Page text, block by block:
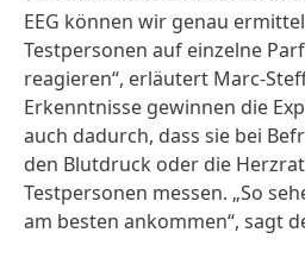
EEG können wir genau
Testpersonen auf einzelne
reagieren“, erläutert Marc-
Erkenntnisse gewinnen die
auch dadurch, dass sie bei
den Blutdruck oder die
Testpersonen messen. „So
am besten ankommen“, sagt